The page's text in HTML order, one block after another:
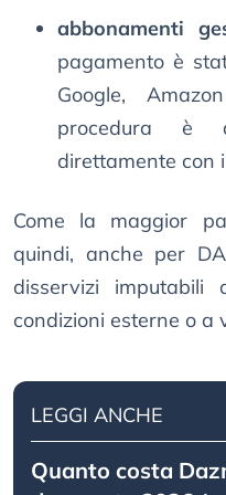
abbonamenti
pagamento è
Google,
procedura è
direttamente con
Come la maggior
quindi, anche per
disservizi
condizioni esterne o a
LEGGI ANCHE
Quanto costa